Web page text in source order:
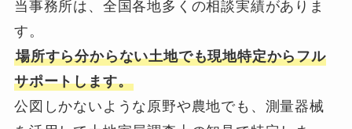
当事務所は、全国各地多くの相談実績がありま
す。
場所すら分からない土地でも現地特定からフル
サポートします。
公図しかないような原野や農地でも、測量器械